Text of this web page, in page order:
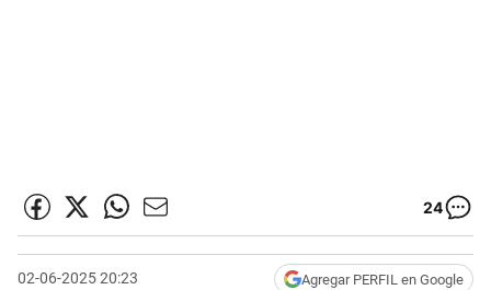
24
02-06-2025 20:23 Agregar PERFIL en Google